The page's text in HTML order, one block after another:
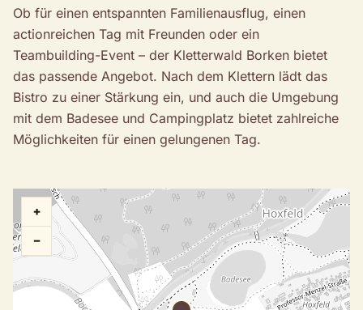
Ob für einen entspannten Familienausflug, einen
actionreichen Tag mit Freunden oder ein
Teambuilding-Event – der Kletterwald Borken bietet
das passende Angebot. Nach dem Klettern lädt das
Bistro zu einer Stärkung ein, und auch die Umgebung
mit dem Badesee und Campingplatz bietet zahlreiche
Möglichkeiten für einen gelungenen Tag.
+
−